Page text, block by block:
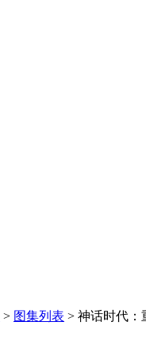
> 图集列表 > 神话时代：